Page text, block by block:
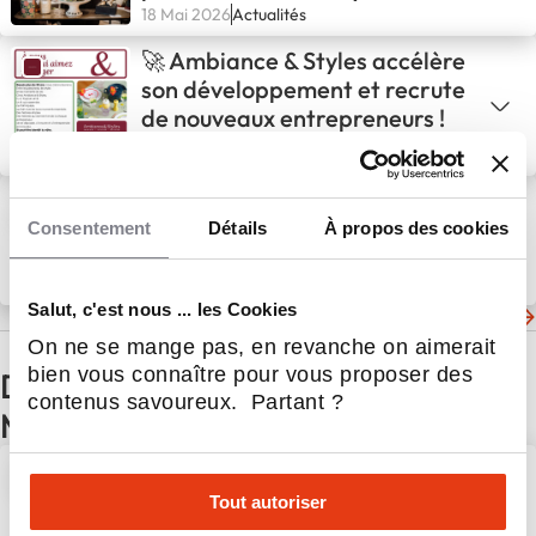
Consentement Détails À propos des cookies
Salut, c'est nous ... les Cookies
On ne se mange pas, en revanche on aimerait
bien vous connaître pour vous proposer des
contenus savoureux. Partant ?
Tout autoriser
18 Mai 2026Actualités
🚀 Ambiance & Styles accélère
son développement et recrute
de nouveaux entrepreneurs !
Magasin & Commerce
📢 Et si votre projet
entrepreneurial prenait vie au
sein d’une coopérative
croissance ?
spécialisé
Les dernières actualités de Ambiance et Styles
D'autres actualités du secteur
Magasin & Commerce spécialisé
Bazarland poursuit son
développement avec
l'ouverture d'un nouveau